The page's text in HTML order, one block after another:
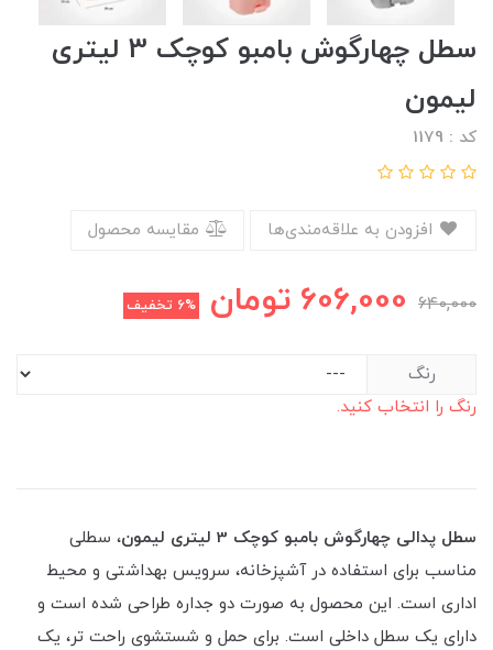
سطل چهارگوش بامبو کوچک 3 لیتری
لیمون
کد : 1179
مقایسه محصول
640,000
606,000 تومان 6% تخفیف
رنگ
رنگ را انتخاب کنید.
سطل پدالی چهارگوش بامبو کوچک 3 لیتری لیمون
، سطلی
مناسب برای استفاده در آشپزخانه، سرویس بهداشتی و محیط
اداری است. این محصول به صورت دو جداره طراحی شده است و
دارای یک سطل داخلی است. برای حمل و شستشوی راحت تر، یک